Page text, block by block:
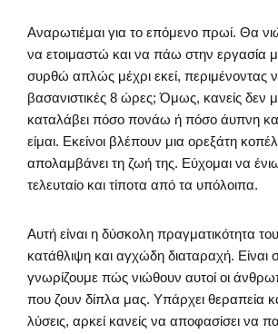
Αναρωτιέμαι για το επόμενο πρωί. Θα
να ετοιμαστώ και να πάω στην εργασία
συρθώ απλώς μέχρι εκεί, περιμένοντας
βασανιστικές 8 ώρες; Όμως, κανείς δεν
καταλάβει πόσο πονάω ή πόσο άυπνη
είμαι. Εκείνοι βλέπουν μια ορεξάτη
απολαμβάνει τη ζωή της. Εύχομαι να
τελευταίο και τίποτα από τα υπόλοιπα.
Αυτή είναι η δύσκολη πραγματικότητα
κατάθλιψη και αγχώδη διαταραχή. Είναι
γνωρίζουμε πώς νιώθουν αυτοί οι
που ζουν δίπλα μας. Υπάρχει θεραπεία
λύσεις, αρκεί κανείς να αποφασίσει να